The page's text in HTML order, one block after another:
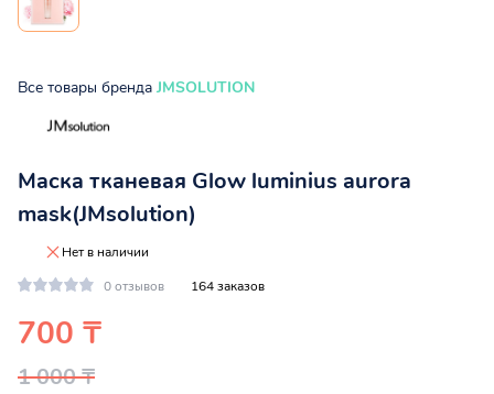
Все товары бренда JMSOLUTION
Маска тканевая Glow luminius aurora
mask(JMsolution)
Нет в наличии
0 отзывов
164 заказов
700 ₸
1 000 ₸